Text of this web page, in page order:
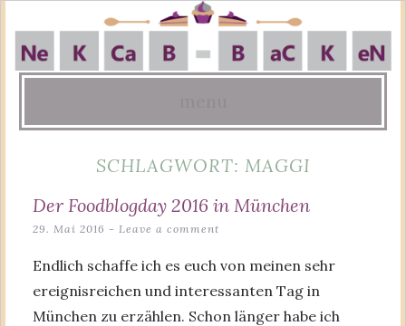
content
SCHLAGWORT: MAGGI
Der Foodblogday 2016 in München
29. Mai 2016 Leave a comment
Endlich schaffe ich es euch von meinen sehr
ereignisreichen und interessanten Tag in
München zu erzählen. Schon länger habe ich